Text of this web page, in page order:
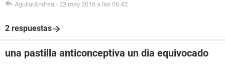
AguilarAndrea - 23 may 2016 a las 06:42
2 respuestas
una pastilla anticonceptiva un dia equivocado